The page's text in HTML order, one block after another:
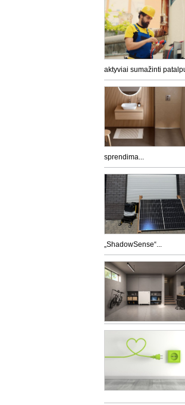
aktyviai sumažinti
sprendima...
„ShadowSense“...